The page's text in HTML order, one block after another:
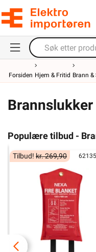
Forsiden Hjem & Fritid Brann &
Brannslukker
Populære tilbud -
Tilbud! kr. 269,90